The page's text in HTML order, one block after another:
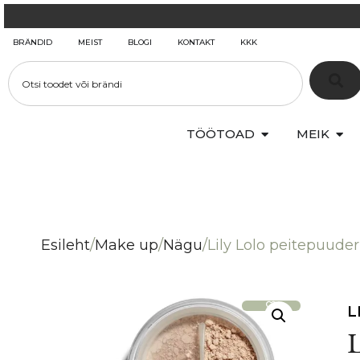
BRÄNDID MEIST BLOGI KONTAKT KKK
TÖÖTOAD MEIK
Esileht/Make up/Nägu/Lily Lolo